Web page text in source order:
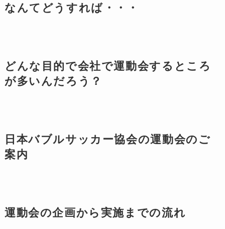
なんてどうすれば・・・
どんな目的で会社で運動会するところ
が多いんだろう？
日本バブルサッカー協会の運動会のご
案内
運動会の企画から実施までの流れ